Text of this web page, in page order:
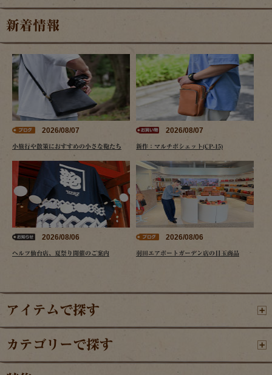
新着情報
2026/08/07
小旅行や散策におすすめの小さな鞄たち
2026/08/07
新作：マルチポシェット(CP-15)
2026/08/06
ヘルツ仙台店、夏祭り開催のご案内
2026/08/06
羽田エアポートガーデン店の目玉商品
アイテムで探す
カテゴリーで探す